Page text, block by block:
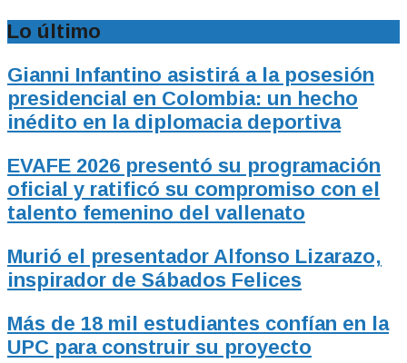
Lo último
Gianni Infantino asistirá a la posesión
presidencial en Colombia: un hecho
inédito en la diplomacia deportiva
EVAFE 2026 presentó su programación
oficial y ratificó su compromiso con el
talento femenino del vallenato
Murió el presentador Alfonso Lizarazo,
inspirador de Sábados Felices
Más de 18 mil estudiantes confían en la
UPC para construir su proyecto